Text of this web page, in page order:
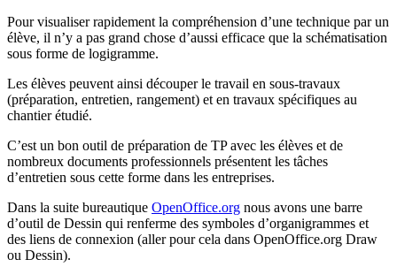
Pour visualiser rapidement la compréhension d’une technique par un
élève, il n’y a pas grand chose d’aussi efficace que la schématisation
sous forme de logigramme.
Les élèves peuvent ainsi découper le travail en sous-travaux
(préparation, entretien, rangement) et en travaux spécifiques au
chantier étudié.
C’est un bon outil de préparation de TP avec les élèves et de
nombreux documents professionnels présentent les tâches
d’entretien sous cette forme dans les entreprises.
Dans la suite bureautique OpenOffice.org nous avons une barre
d’outil de Dessin qui renferme des symboles d’organigrammes et
des liens de connexion (aller pour cela dans OpenOffice.org Draw
ou Dessin).